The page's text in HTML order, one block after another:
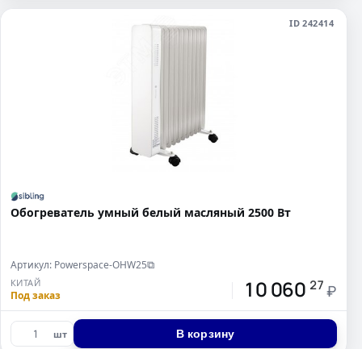
ID 242414
Обогреватель умный белый масляный 2500 Вт
Артикул: Powerspace-OHW25⧉
КИТАЙ
Под заказ 10 060 27 ₽
шт В корзину